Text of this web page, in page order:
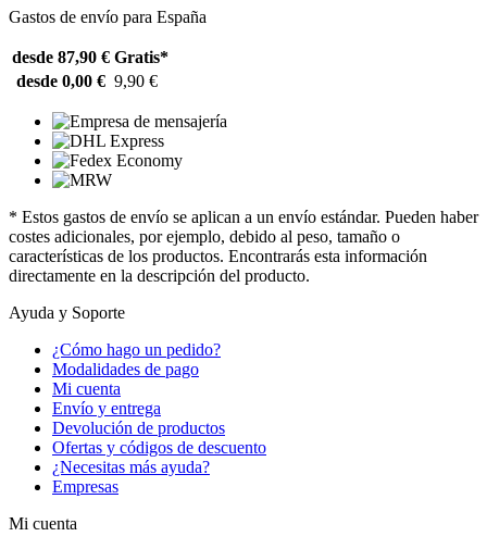
Gastos de envío para España
desde 87,90 € Gratis*
desde 0,00 € 9,90 €
* Estos gastos de envío se aplican a un envío estándar. Pueden haber
costes adicionales, por ejemplo, debido al peso, tamaño o
características de los productos. Encontrarás esta información
directamente en la descripción del producto.
Ayuda y Soporte
¿Cómo hago un pedido?
Modalidades de pago
Mi cuenta
Envío y entrega
Devolución de productos
Ofertas y códigos de descuento
¿Necesitas más ayuda?
Empresas
Mi cuenta